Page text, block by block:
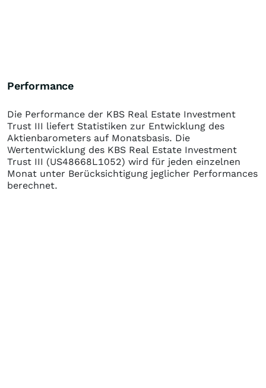
Performance
Die Performance der KBS Real Estate Investment
Trust III liefert Statistiken zur Entwicklung des
Aktienbarometers auf Monatsbasis. Die
Wertentwicklung des KBS Real Estate Investment
Trust III (US48668L1052) wird für jeden einzelnen
Monat unter Berücksichtigung jeglicher Performances
berechnet.